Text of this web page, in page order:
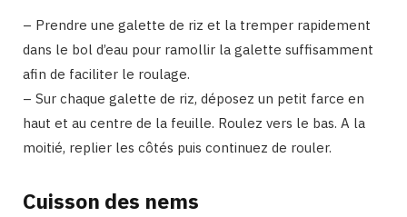
– Prendre une galette de riz et la tremper rapidement
dans le bol d’eau pour ramollir la galette suffisamment
afin de faciliter le roulage.
– Sur chaque galette de riz, déposez un petit farce en
haut et au centre de la feuille. Roulez vers le bas. A la
moitié, replier les côtés puis continuez de rouler.
Cuisson des nems